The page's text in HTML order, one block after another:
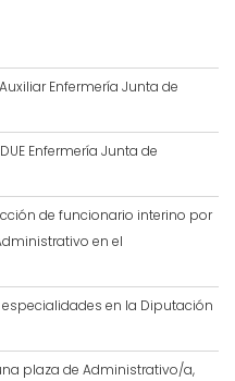
Enfermería Junta de
Enfermería Junta de
de funcionario interino por
en el
en la Diputación
plaza de Administrativo/a,